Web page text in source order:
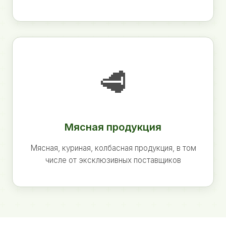
🥩
Мясная продукция
Мясная, куриная, колбасная продукция, в том
числе от эксклюзивных поставщиков